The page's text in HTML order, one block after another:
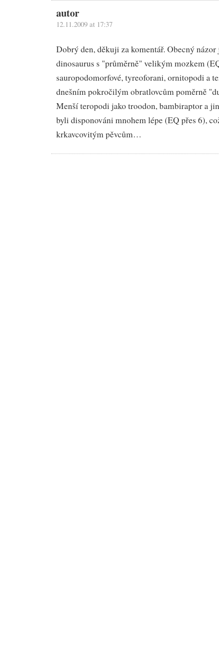
autor
12.11.2009 at 17:37
Dobrý den, děkuji za komentář. Obecný názor
dinosaurus s "průměrně" velikým mozkem
sauropodomorfové, tyreoforani, ornitopodi a
dnešním pokročilým obratlovcům poměrně
Menší teropodi jako troodon, bambiraptor a
byli disponováni mnohem lépe (EQ přes 6),
krkavcovitým pěvcům…